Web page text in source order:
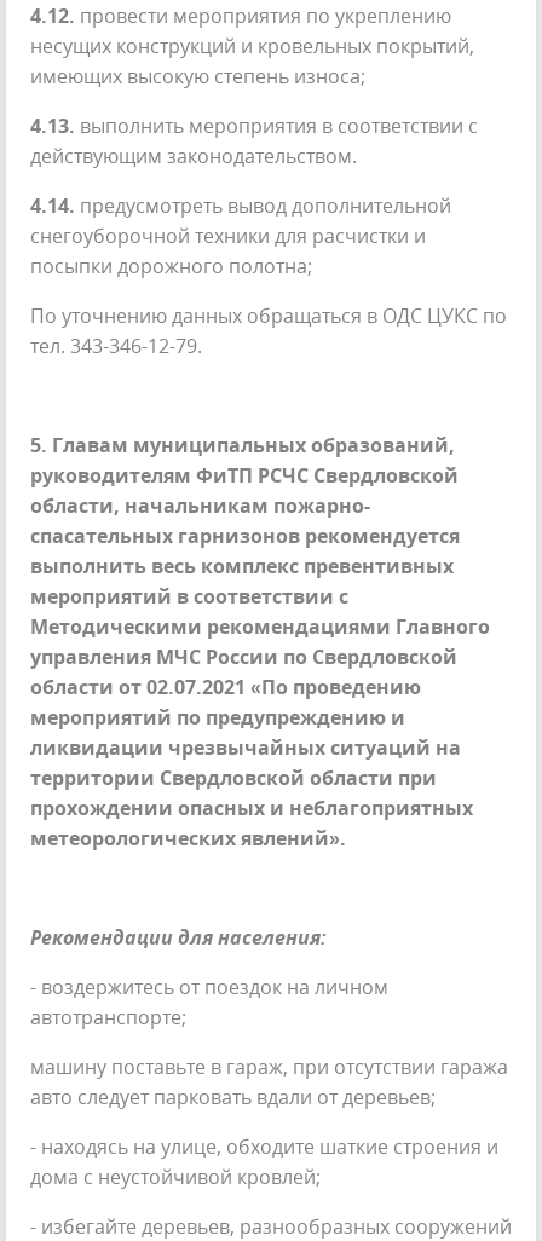
4.12. провести мероприятия по укреплению
несущих конструкций и кровельных покрытий,
имеющих высокую степень износа;
4.13. выполнить мероприятия в соответствии с
действующим законодательством.
4.14. предусмотреть вывод дополнительной
снегоуборочной техники для расчистки и
посыпки дорожного полотна;
По уточнению данных обращаться в ОДС ЦУКС по
тел. 343-346-12-79.
5. Главам муниципальных образований,
руководителям ФиТП РСЧС Свердловской
области, начальникам пожарно-
спасательных гарнизонов рекомендуется
выполнить весь комплекс превентивных
мероприятий в соответствии с
Методическими рекомендациями Главного
управления МЧС России по Свердловской
области от 02.07.2021 «По проведению
мероприятий по предупреждению и
ликвидации чрезвычайных ситуаций на
территории Свердловской области при
прохождении опасных и неблагоприятных
метеорологических явлений».
Рекомендации для населения:
- воздержитесь от поездок на личном
автотранспорте;
машину поставьте в гараж, при отсутствии гаража
авто следует парковать вдали от деревьев;
- находясь на улице, обходите шаткие строения и
дома с неустойчивой кровлей;
- избегайте деревьев, разнообразных сооружений